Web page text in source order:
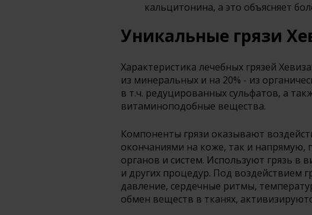
кальцитонина, а это объясняет
Уникальные грязи
Характеристика лечебных грязей
из минеральных и на 20% - из
в т.ч. редуцированных сульфатов, а
витаминоподобные вещества.
Компоненты грязи оказывают
окончаниями на коже, так и напрямую,
органов и систем. Используют грязь в
и других процедур. Под воздействием
давление, сердечные ритмы,
обмен веществ в тканях,